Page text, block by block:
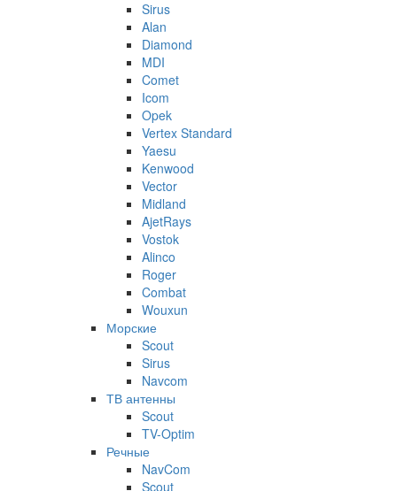
Sirus
Alan
Diamond
MDI
Comet
Icom
Opek
Vertex Standard
Yaesu
Kenwood
Vector
Midland
AjetRays
Vostok
Alinco
Roger
Combat
Wouxun
Морские
Scout
Sirus
Navcom
ТВ антенны
Scout
TV-Optim
Речные
NavCom
Scout